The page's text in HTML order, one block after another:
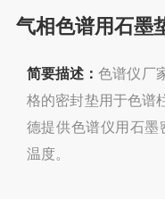
气相色谱用石墨
简要描述： 色谱仪厂
格的密封垫用于色谱
德提供色谱仪用石
温度。